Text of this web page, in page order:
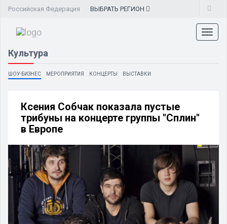
Российская Федерация ВЫБРАТЬ РЕГИОН
Культура
ШОУ-БИЗНЕС МЕРОПРИЯТИЯ КОНЦЕРТЫ ВЫСТАВКИ
Ксения Собчак показала пустые
трибуны на концерте группы "Сплин"
в Европе